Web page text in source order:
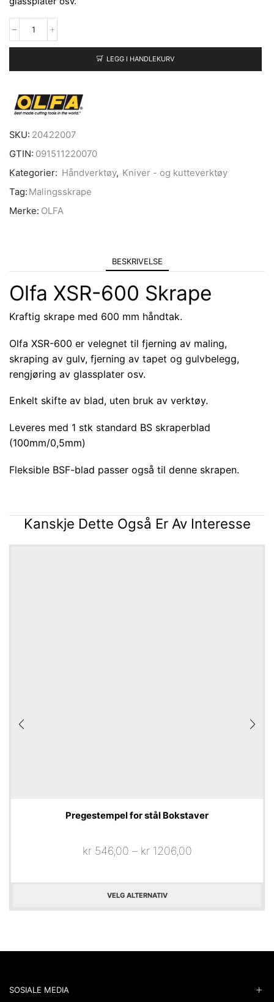
LEGG I HANDLEKURV
SKU: 20422007
GTIN: 091511220070
Kategorier: Håndverktøy, Kniver - og kutteverktøy
Tag: Malingsskrape
Merke: OLFA
BESKRIVELSE
Olfa XSR-600 Skrape
Kraftig skrape med 600 mm håndtak.
Olfa XSR-600 er velegnet til fjerning av maling,
skraping av gulv, fjerning av tapet og gulvbelegg,
rengjøring av glassplater osv.
Enkelt skifte av blad, uten bruk av verktøy.
Leveres med 1 stk standard BS skraperblad
(100mm/0,5mm)
Fleksible BSF-blad passer også til denne skrapen.
Kanskje Dette Også Er Av Interesse
Pregestempel for stål Bokstaver
kr546,00 – kr1206,00
VELG ALTERNATIV
SOSIALE MEDIA